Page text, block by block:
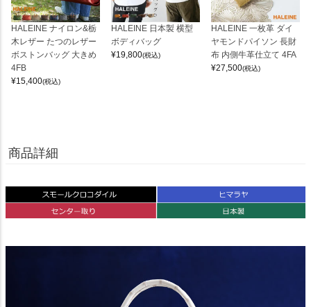
HALEINE ナイロン&栃
木レザー たつのレザー
ボストンバッグ 大きめ
4FB
¥15,400(税込)
HALEINE 日本製 横型
ボディバッグ
¥19,800(税込)
HALEINE 一枚革 ダイ
ヤモンドパイソン 長財
布 内側牛革仕立て 4FA
¥27,500(税込)
商品詳細